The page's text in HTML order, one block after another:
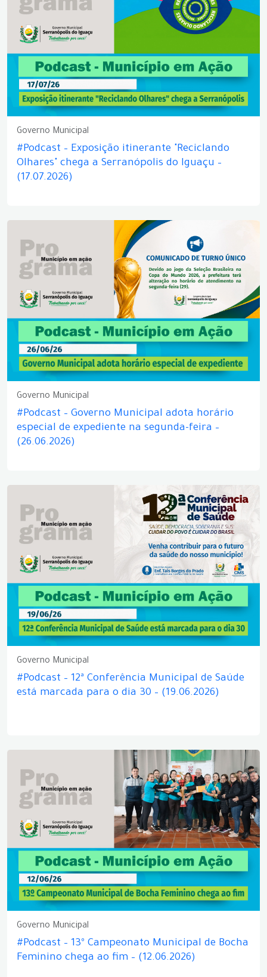
Governo Municipal
#Podcast – Exposição itinerante "Reciclando
Olhares" chega a Serranópolis do Iguaçu –
(17.07.2026)
Governo Municipal
#Podcast – Governo Municipal adota horário
especial de expediente na segunda-feira –
(26.06.2026)
Governo Municipal
#Podcast – 12ª Conferência Municipal de Saúde
está marcada para o dia 30 – (19.06.2026)
Governo Municipal
#Podcast – 13º Campeonato Municipal de Bocha
Feminino chega ao fim – (12.06.2026)